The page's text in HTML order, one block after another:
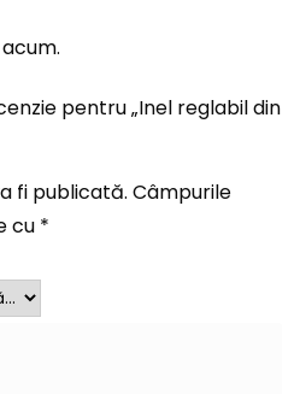
pentru „Inel reglabil din
fi publicată. Câmpurile
cu *